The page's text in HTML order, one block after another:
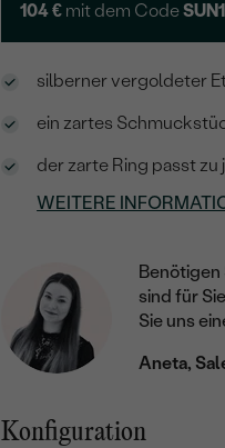
104 € mit dem Code
silberner vergoldeter
ein zartes
der zarte Ring passt
WEITERE
Benötigen
sind für
Sie uns
Aneta,
Konfiguration